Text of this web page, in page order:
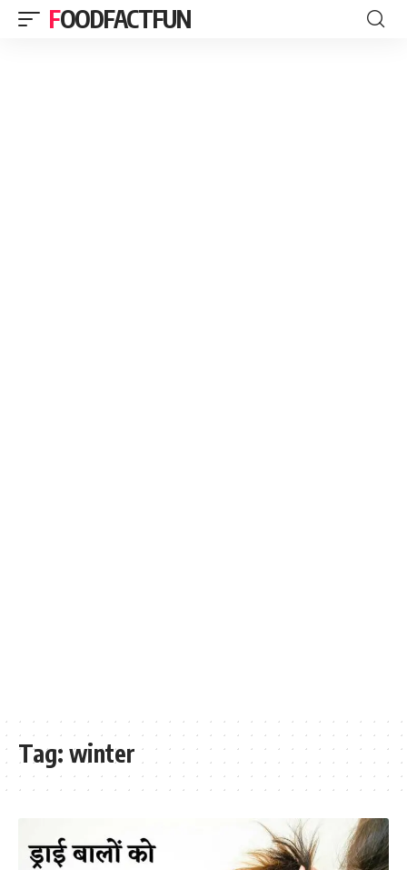
FOODFACTFUN
Tag: winter